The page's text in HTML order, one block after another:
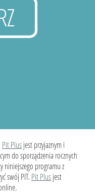
Pit Plusjest przyjaznym i
do sporządzenia rocznych
niniejszego programu z
swój PIT.Pit Plusjest